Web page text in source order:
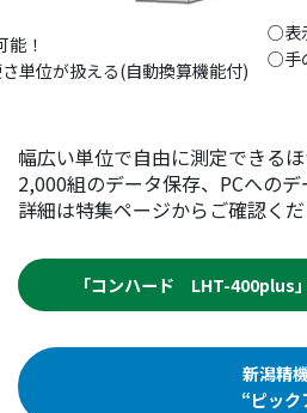
！
単位が扱える(自動換算機能付)
○表
○手
幅広い単位で自由に測定できる
2,000組のデータ保存、PCへのデ
詳細は特集ページからご確認くだ
「コンハード LHT-400plus
新潟精
“ピック